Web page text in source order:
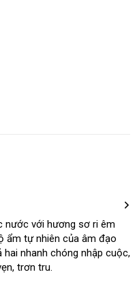
nước với hương sơ ri êm
ẩm tự nhiên của âm đạo
nhanh chóng nhập cuộc,
trơn tru.